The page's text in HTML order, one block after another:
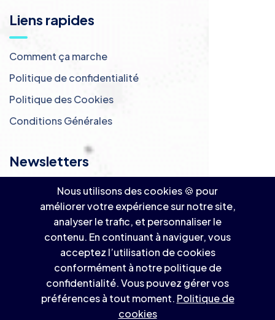
Liens rapides
Comment ça marche
Politique de confidentialité
Politique des Cookies
Conditions Générales
Newsletters
Inscrivez-vous à notre newsletter ! 📩
S'abonner
Nous utilisons des cookies 🍪 pour
améliorer votre expérience sur notre site,
analyser le trafic, et personnaliser le
contenu. En continuant à naviguer, vous
acceptez l’utilisation de cookies
conformément à notre politique de
confidentialité. Vous pouvez gérer vos
préférences à tout moment. Politique de
cookies